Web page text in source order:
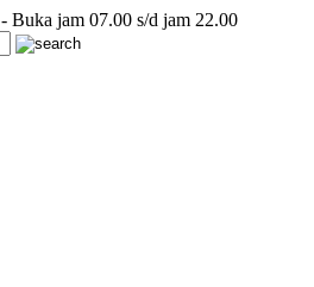
- Buka jam 07.00 s/d jam 22.00